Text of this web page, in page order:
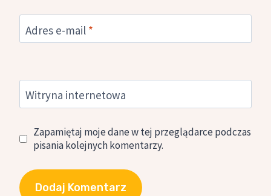
Adres e-mail *
Witryna internetowa
Zapamiętaj moje dane w tej przeglądarce podczas
pisania kolejnych komentarzy.